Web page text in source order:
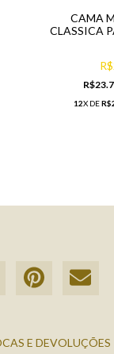
CAMA
CLASSICA
12X DE
E DEVOLUÇÕES